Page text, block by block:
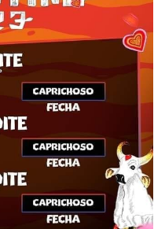
Abandonadas do Nucleo 13 na